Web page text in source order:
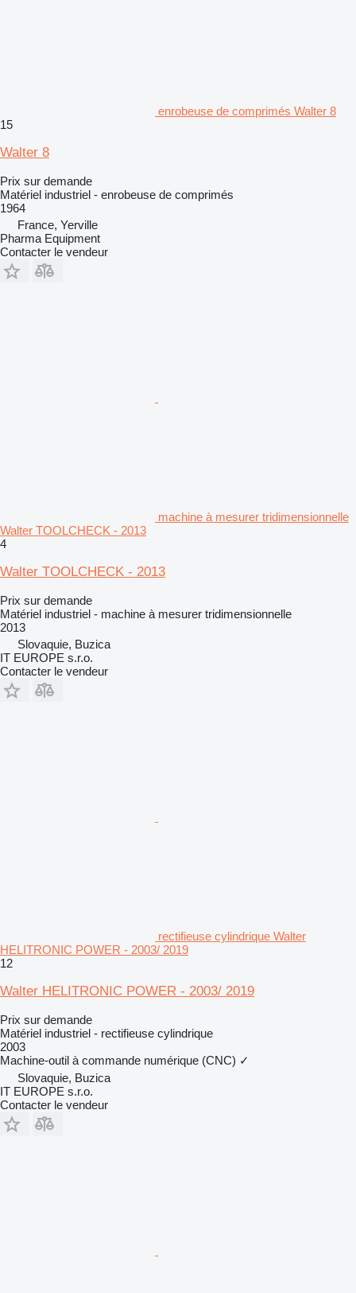
enrobeuse de comprimés Walter 8
15
Walter 8
Prix sur demande
Matériel industriel - enrobeuse de comprimés
1964
France, Yerville
Pharma Equipment
Contacter le vendeur
machine à mesurer tridimensionnelle
Walter TOOLCHECK - 2013
4
Walter TOOLCHECK - 2013
Prix sur demande
Matériel industriel - machine à mesurer tridimensionnelle
2013
Slovaquie, Buzica
IT EUROPE s.r.o.
Contacter le vendeur
rectifieuse cylindrique Walter
HELITRONIC POWER - 2003/ 2019
12
Walter HELITRONIC POWER - 2003/ 2019
Prix sur demande
Matériel industriel - rectifieuse cylindrique
2003
Machine-outil à commande numérique (CNC) ✓
Slovaquie, Buzica
IT EUROPE s.r.o.
Contacter le vendeur